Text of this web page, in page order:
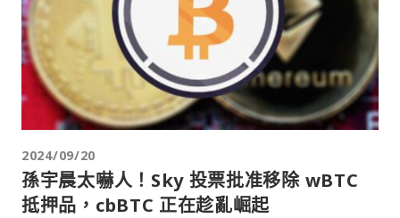
2024/09/20
孫宇晨太嚇人！Sky 投票批准移除 wBTC
抵押品，cbBTC 正在趁亂崛起